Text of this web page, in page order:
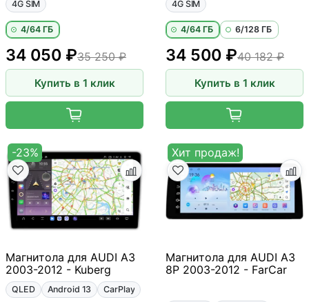
4G SIM
4/64 ГБ
35 250 ₽
34 050 ₽
Купить в 1 клик
4G SIM
4/64 ГБ 6/128 ГБ
34 500 ₽40 182 ₽
Купить в 1 клик
-23%
Магнитола для AUDI A3
2003-2012 - Kuberg
QLED Android 13 CarPlay
Хит продаж!
Магнитола для AUDI A3
8P 2003-2012 - FarCar